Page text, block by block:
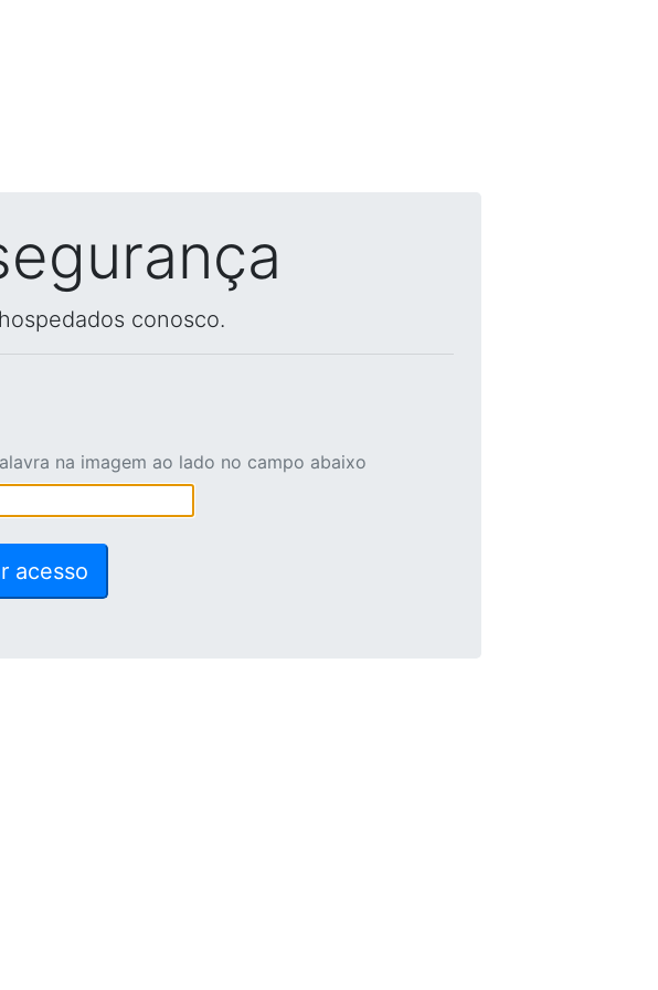
conosco.
na imagem ao lado no campo abaixo